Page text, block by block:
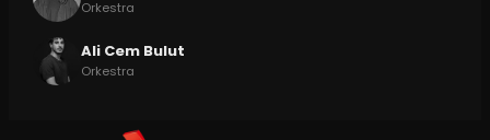
Orkestra
Ali Cem Bulut
Orkestra